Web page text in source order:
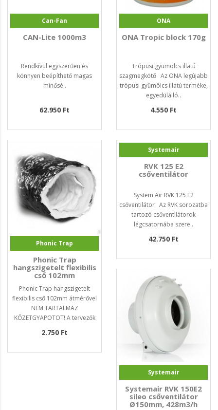
Can-Fan
CAN-Lite 1000m3
Rendkívül egyszerűen és
könnyen beépíthető magas
minősé..
62.950 Ft
ONA
ONA Tropic block 170g
Trópusi gyümölcs illatú
szagmegkötő Az ONA legújabb
trópusi gyümölcs illatú terméke,
egyedülálló..
4.550 Ft
Phonic Trap
Phonic Trap
hangszigetelt flexibilis
cső 102mm
Phonic Trap hangszigetelt
flexibilis cső 102mm átmérővel
NEM TARTALMAZ
KŐZETGYAPOTOT! A tervezők
2.750 Ft
Systemair
RVK 125 E2
csőventilátor
System Air RVK 125 E2
csőventilátor Az RVK sorozatba
tartozó csőventilátorok
légcsatornába szere..
42.750 Ft
Systemair
Systemair RVK 150E2
sileo csőventilátor
Ø150mm, 428m3/h